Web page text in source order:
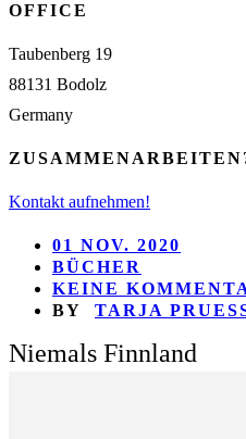
OFFICE
Taubenberg 19
88131 Bodolz
Germany
Kontakt aufnehmen!
01 NOV. 2020
BÜCHER
KEINE
BY
TARJA
Niemals Finnland